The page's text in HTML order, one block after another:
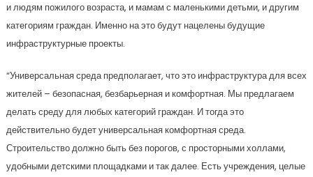
и людям пожилого возраста, и мамам с маленькими детьми, и другим
категориям граждан. Именно на это будут нацелены будущие
инфраструктурные проекты.
“Универсальная среда предполагает, что это инфраструктура для всех
жителей – безопасная, безбарьерная и комфортная. Мы предлагаем
делать среду для любых категорий граждан. И тогда это
действительно будет универсальная комфортная среда.
Строительство должно быть без порогов, с просторными холлами,
удобными детскими площадками и так далее. Есть учреждения, целые